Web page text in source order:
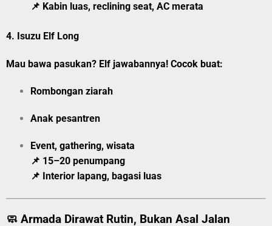
📌 Kabin luas, reclining seat, AC merata
4. Isuzu Elf Long
Mau bawa pasukan? Elf jawabannya! Cocok buat:
Rombongan ziarah
Anak pesantren
Event, gathering, wisata
📌 15–20 penumpang
📌 Interior lapang, bagasi luas
🧼 Armada Dirawat Rutin, Bukan Asal Jalan